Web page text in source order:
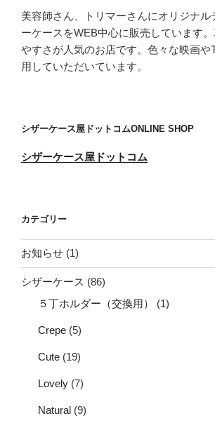
美容師さん、トリマーさんにオリジナル
ーケースをWEB中心に販売しています
やすさが人気のお店です。色々な映画や
用していただいています。
シザーケース屋ドットコムONLINE SHOP
シザーケース屋ドットコム
カテゴリー
お知らせ (1)
シザーケース (86)
５丁ホルダー（交換用）
(1)
Crepe (5)
Cute (19)
Lovely (7)
Natural (9)